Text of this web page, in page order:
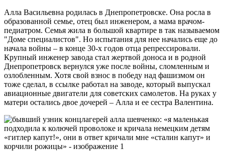
Алла Васильевна родилась в Днепропетровске. Она росла в
образованной семье, отец был инженером, а мама врачом-
педиатром. Семья жила в большой квартире в так называемом
"Доме специалистов". Но испытания для нее начались еще до
начала войны – в конце 30-х годов отца репрессировали.
Крупный инженер завода стал жертвой доноса и в родной
Днепропетровск вернулся уже после войны, сломленным и
озлобленным. Хотя свой взнос в победу над фашизмом он
тоже сделал, в ссылке работал на заводе, который выпускал
авиационные двигатели для советских самолетов. На руках у
матери остались двое дочерей – Алла и ее сестра Валентина.